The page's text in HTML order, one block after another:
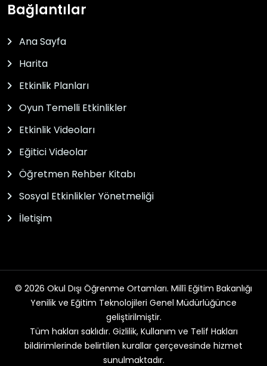
Bağlantılar
Ana Sayfa
Harita
Etkinlik Planları
Oyun Temelli Etkinlikler
Etkinlik Videoları
Eğitici Videolar
Öğretmen Rehber Kitabı
Sosyal Etkinlikler Yönetmeliği
İletişim
© 2026 Okul Dışı Öğrenme Ortamları. Millî Eğitim Bakanlığı
Yenilik ve Eğitim Teknolojileri Genel Müdürlüğünce
geliştirilmiştir.
Tüm hakları saklıdır. Gizlilik, Kullanım ve Telif Hakları
bildirimlerinde belirtilen kurallar çerçevesinde hizmet
sunulmaktadır.